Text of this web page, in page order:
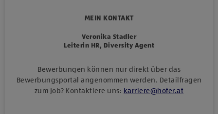
MEIN KONTAKT
Veronika Stadler
Leiterin HR, Diversity Agent
Bewerbungen können nur direkt über das
Bewerbungsportal angenommen werden. Detailfragen
zum Job? Kontaktiere uns: karriere@hofer.at